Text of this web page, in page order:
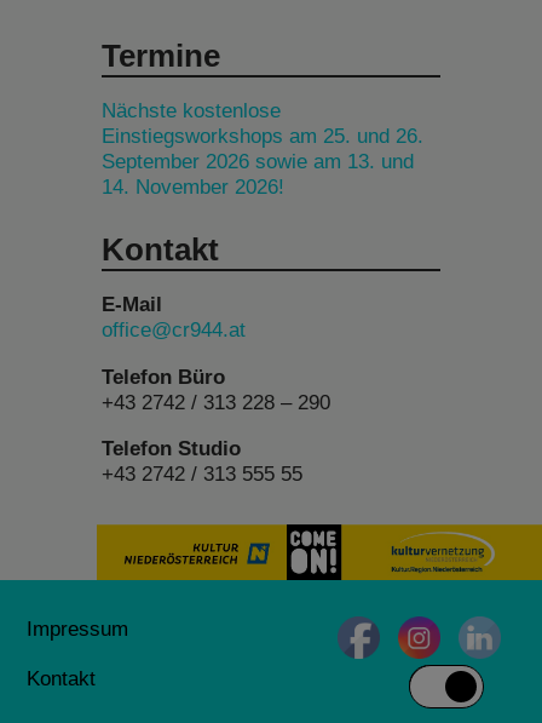
Termine
Nächste kostenlose
Einstiegsworkshops am 25. und 26.
September 2026 sowie am 13. und
14. November 2026!
Kontakt
E-Mail
office@cr944.at
Telefon Büro
+43 2742 / 313 228 – 290
Telefon Studio
+43 2742 / 313 555 55
Impressum
Kontakt